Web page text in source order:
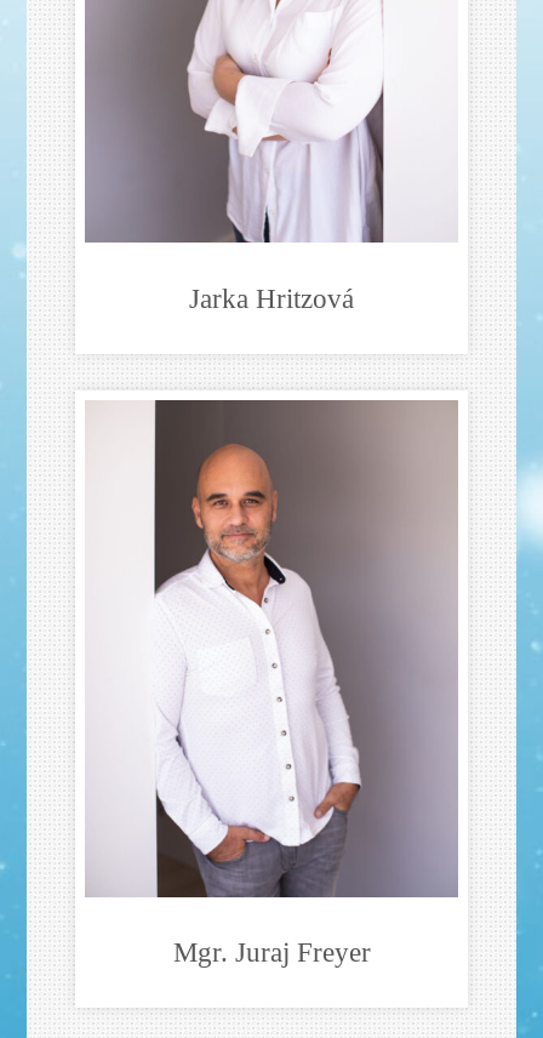
Jarka Hritzová
Mgr. Juraj Freyer